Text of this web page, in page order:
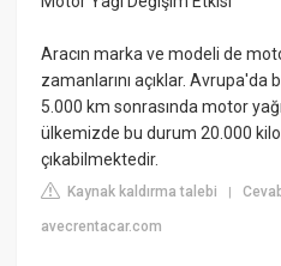
Aracın marka ve modeli de
zamanlarını açıklar. Avrupa'da
5.000 km sonrasında motor
ülkemizde bu durum 20.000
çıkabilmektedir.
Kaynak kaldırma talebi |
avecrentacar.com